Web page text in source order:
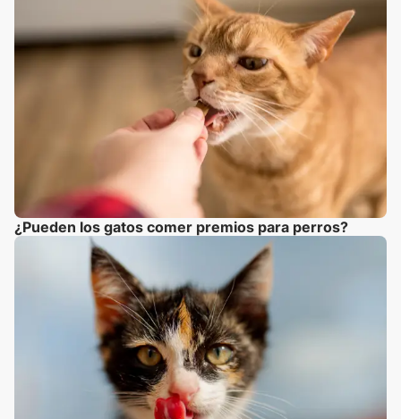
¿Pueden los gatos comer premios para perros?